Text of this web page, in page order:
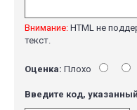
Внимание: HTML не
текст.
Оценка: Плохо
Введите код,